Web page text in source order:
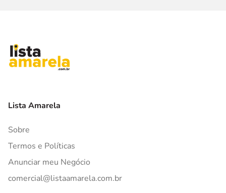
Lista Amarela
Sobre
Termos e Políticas
Anunciar meu Negócio
comercial@listaamarela.com.br